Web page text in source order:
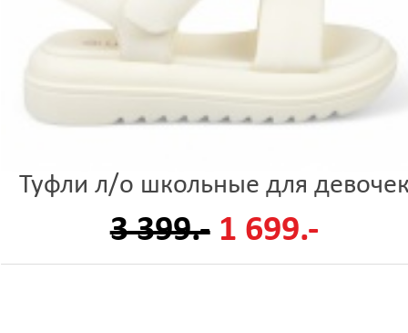
Туфли л/о школьные для
3 399.- 1 699.-